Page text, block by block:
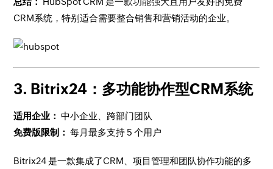
CRM系统，特别适合需要整合销售和营销活动的企业。
3. Bitrix24：多功能协作型CRM系统
适用企业： 中小企业、跨部门团队
免费版限制： 每月最多支持 5 个用户
Bitrix24 是一款集成了CRM、项目管理和团队协作功能的多